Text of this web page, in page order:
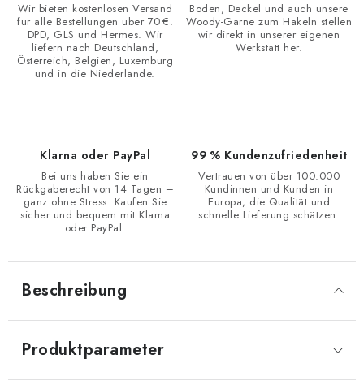
Wir bieten kostenlosen Versand
für alle Bestellungen über 70 €.
DPD, GLS und Hermes. Wir
liefern nach Deutschland,
Österreich, Belgien, Luxemburg
und in die Niederlande.
Böden, Deckel und auch unsere
Woody-Garne zum Häkeln stellen
wir direkt in unserer eigenen
Werkstatt her.
Klarna oder PayPal
Bei uns haben Sie ein
Rückgaberecht von 14 Tagen –
ganz ohne Stress. Kaufen Sie
sicher und bequem mit Klarna
oder PayPal.
99 % Kundenzufriedenheit
Vertrauen von über 100.000
Kundinnen und Kunden in
Europa, die Qualität und
schnelle Lieferung schätzen.
Beschreibung
Produktparameter